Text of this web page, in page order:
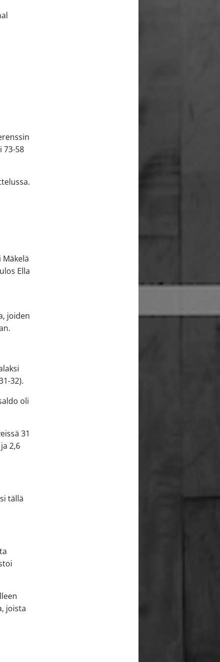
73-58
Ella
joiden
32).
oli
31
2,6
tällä
joista